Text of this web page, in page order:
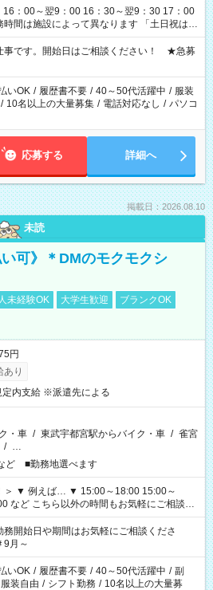
16：00～翌9：00 16：30～翌9：30 17：00
施設によって異なります 「土日祝は休
稼ぎたい」 「もう少し遅い時間から始めた
たお仕事をご案内いたします。 ※未経験
月間は日中での仕事を経験いただき、 お
ます。 ★家庭の都合でお休みが
くご相談ください。
事です。開始日はご相談ください！ ★急募
いOK / 履歴書不要 / 40～50代活躍中 / 服装
/ 10名以上の大量募集 / 電話対応なし / パソコ
応募する 詳細へ
掲載日：2026.08.10
未読
い可》＊DMのモクモクシ
未経験OK 大学生歓迎
ブランクOK
円
あり
定内支給 ※派遣先による
・車 / 東武宇都宮駅からバイク・車 / 雀宮
/ …
ど ■勤務地選べます
～
気軽にご相談く
開始日や期間はお気軽にご相談くださ
月～
いOK / 履歴書不要 / 40～50代活躍中 / 副
服装自由 / シフト勤務 / 10名以上の大量募